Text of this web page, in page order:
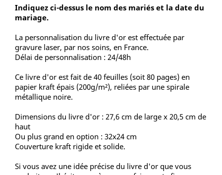
Indiquez ci-dessus le nom des mariés et la date du
mariage.
La personnalisation du livre d'or est effectuée par
gravure laser, par nos soins, en France.
Délai de personnalisation : 24/48h
Ce livre d'or est fait de 40 feuilles (soit 80 pages) en
papier kraft épais (200g/m²), reliées par une spirale
métallique noire.
Dimensions du livre d'or : 27,6 cm de large x 20,5 cm de
haut
Ou plus grand en option : 32x24 cm
Couverture kraft rigide et solide.
Si vous avez une idée précise du livre d'or que vous